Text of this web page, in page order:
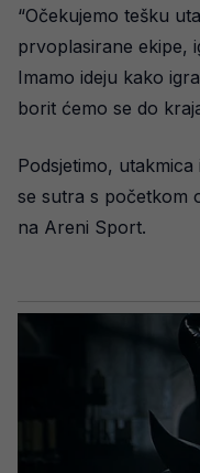
“Očekujemo tešku
prvoplasirane ekipe,
Imamo ideju kako
borit ćemo se do
Podsjetimo,
se sutra s početkom
na Areni Sport.